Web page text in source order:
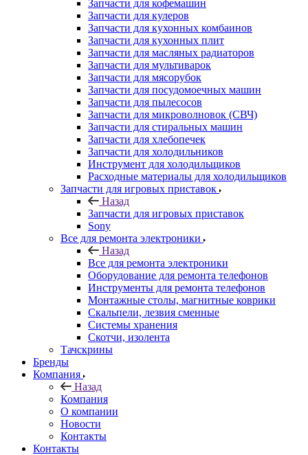
Запчасти для кофемашин
Запчасти для кулеров
Запчасти для кухонных комбаинов
Запчасти для кухонных плит
Запчасти для масляных радиаторов
Запчасти для мультиварок
Запчасти для мясорубок
Запчасти для посудомоечных машин
Запчасти для пылесосов
Запчасти для микроволновок (СВЧ)
Запчасти для стиральных машин
Запчасти для хлебопечек
Запчасти для холодильников
Инструмент для холодильщиков
Расходные материалы для холодильщиков
Запчасти для игровых приставок
Назад
Запчасти для игровых приставок
Sony
Все для ремонта электроники
Назад
Все для ремонта электроники
Оборудование для ремонта телефонов
Инструменты для ремонта телефонов
Монтажные столы, магнитные коврики
Скальпели, лезвия сменные
Системы хранения
Скотчи, изолента
Тачскрины
Бренды
Компания
Назад
Компания
О компании
Новости
Контакты
Контакты